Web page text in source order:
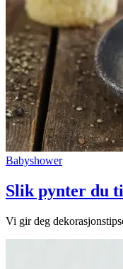
Søk
Åpningstider
Praktisk
Magasin
Babyshower
Slik pynter du
Vi gir deg